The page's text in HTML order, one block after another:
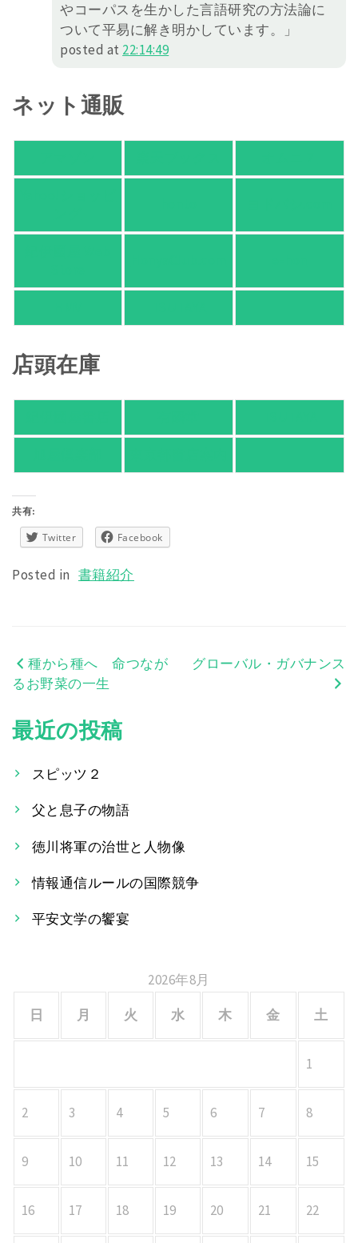
やコーパスを生かした言語研究の方法論に
ついて平易に解き明かしています。」
posted at 22:14:49
ネット通販
店頭在庫
共有:
Twitter Facebook
Posted in 書籍紹介
投
ナ
ビ
シ
ョ
ン
種から種へ 命つなが
るお野菜の一生
グローバル・ガバナンス
最近の投稿
スピッツ２
父と息子の物語
徳川将軍の治世と人物像
情報通信ルールの国際競争
平安文学の饗宴
2026年8月
日
月 火 水 木 金 土
1
2 3 4 5 6 7 8
9 10 11 12 13 14 15
16 17 18 19 20 21 22